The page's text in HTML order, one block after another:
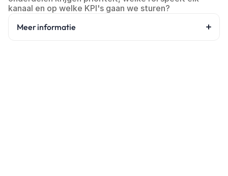
kanaal en op welke KPI's gaan we sturen?
Meer informatie